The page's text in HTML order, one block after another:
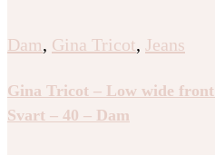
Dam, Gina Tricot, Jeans
Gina Tricot – Low wide front
Svart – 40 – Dam